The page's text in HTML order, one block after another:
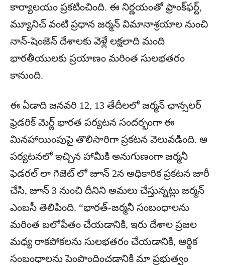
కార్యాలయం ప్రకటించింది. ఈ నిర్ణయంతో ఫ్రాంక్‌ఫర్ట్,
మ్యూనిచ్ వంటి ప్రధాన జర్మన్ విమానాశ్రయాల నుంచి
నాన్-షెంజెన్ దేశాలకు వెళ్లే లక్షలాది మంది
భారతీయులకు ప్రయాణం మరింత సులభతరం
కానుంది.
ఈ ఏడాది జనవరి 12, 13 తేదీలలో జర్మన్ ఛాన్సలర్
ఫ్రెడరిక్ మెర్జ్ భారత పర్యటన సందర్భంగా ఈ
మినహాయింపుపై తొలిసారిగా ప్రకటన వెలువడింది. ఆ
పర్యటనలో ఇచ్చిన హామీకి అనుగుణంగా జర్మనీ
ఫెడరల్ లా గెజెట్ లో జూన్ 2న అధికారిక ప్రకటన జారీ
చేసి, జూన్ 3 నుంచి దీనిని అమలు చేస్తున్నట్లు జర్మన్
ఎంబసీ తెలిపింది. “భారత్-జర్మనీ సంబంధాలను
మరింత బలోపేతం చేయడానికి, ఇరు దేశాల ప్రజల
మధ్య రాకపోకలను సులభతరం చేయడానికి, ఆర్థిక
సంబంధాలను పెంపొందించడానికి మా ప్రభుత్వం